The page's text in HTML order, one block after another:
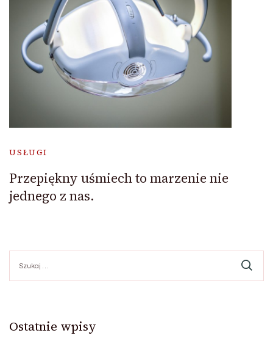
USŁUGI
Przepiękny uśmiech to marzenie nie
jednego z nas.
Ostatnie wpisy